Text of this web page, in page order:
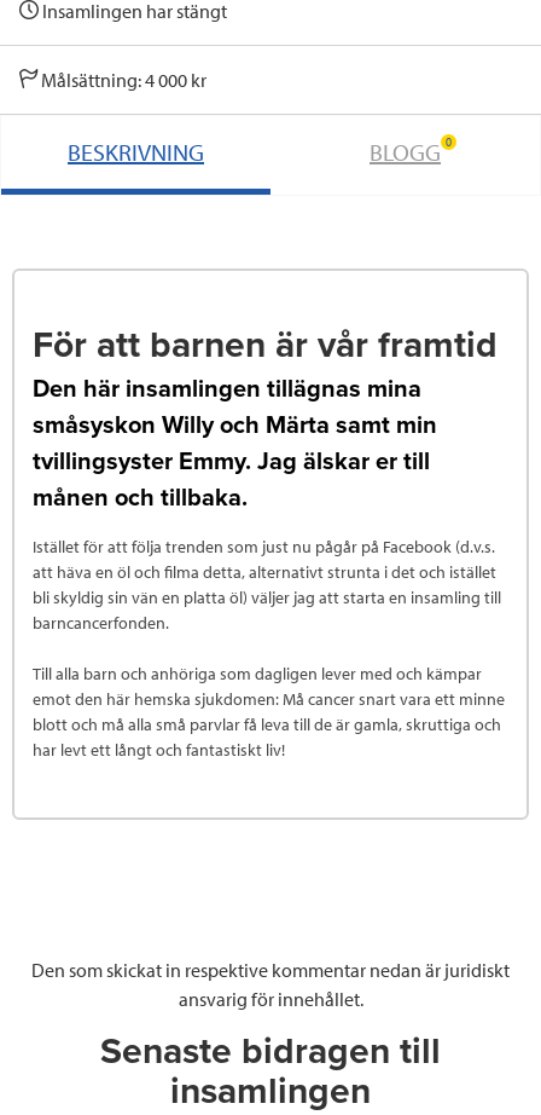
Insamlingen har stängt
Målsättning: 4 000 kr
BESKRIVNING BLOGG 0
För att barnen är vår framtid
Den här insamlingen tillägnas mina
småsyskon Willy och Märta samt min
tvillingsyster Emmy. Jag älskar er till
månen och tillbaka.
Istället för att följa trenden som just nu pågår på Facebook (d.v.s.
att häva en öl och filma detta, alternativt strunta i det och istället
bli skyldig sin vän en platta öl) väljer jag att starta en insamling till
barncancerfonden.
Till alla barn och anhöriga som dagligen lever med och kämpar
emot den här hemska sjukdomen: Må cancer snart vara ett minne
blott och må alla små parvlar få leva till de är gamla, skruttiga och
har levt ett långt och fantastiskt liv!
Den som skickat in respektive kommentar nedan är juridiskt
ansvarig för innehållet.
Senaste bidragen till
insamlingen